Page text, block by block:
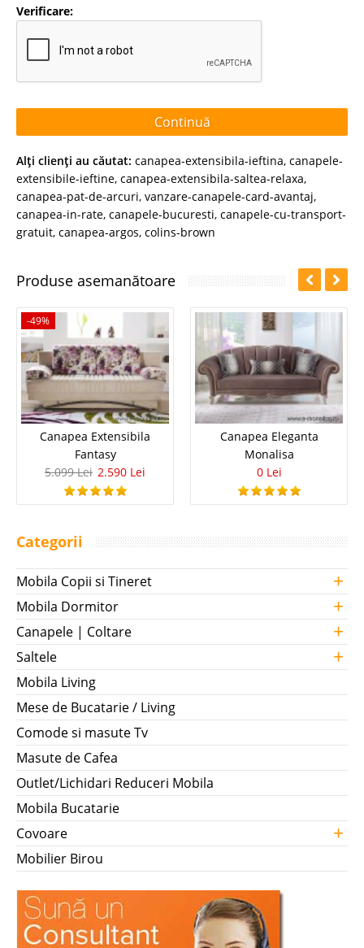
Verificare:
Continuă
Alţi clienţi au căutat: canapea-extensibila-ieftina, canapele-
extensibile-ieftine, canapea-extensibila-saltea-relaxa,
canapea-pat-de-arcuri, vanzare-canapele-card-avantaj,
canapea-in-rate, canapele-bucuresti, canapele-cu-transport-
gratuit, canapea-argos, colins-brown
Produse asemanătoare
-49%
Canapea Extensibila
Fantasy
5.099 Lei 2.590 Lei
Canapea Eleganta
Monalisa
0 Lei
Categorii
Mobila Copii si Tineret +
Mobila Dormitor +
Canapele | Coltare +
Saltele +
Mobila Living
Mese de Bucatarie / Living
Comode si masute Tv
Masute de Cafea
Outlet/Lichidari Reduceri Mobila
Mobila Bucatarie
Covoare
+
Mobilier Birou